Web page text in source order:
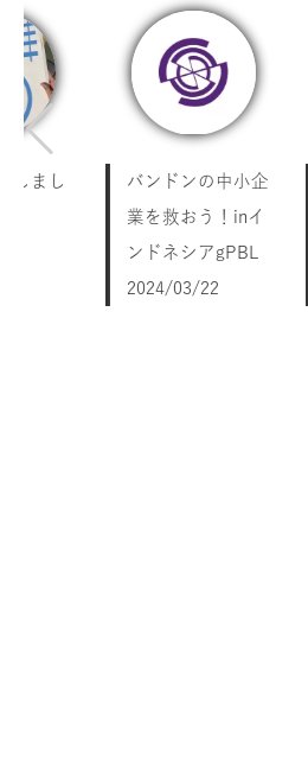
しまし
バンドンの中小企
業を救おう！inイ
ンドネシアgPBL
2024/03/22